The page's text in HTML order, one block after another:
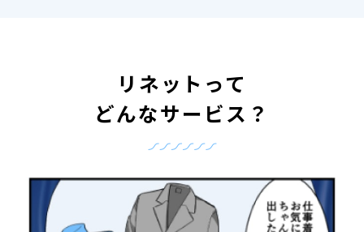
リネットって
どんなサービス？